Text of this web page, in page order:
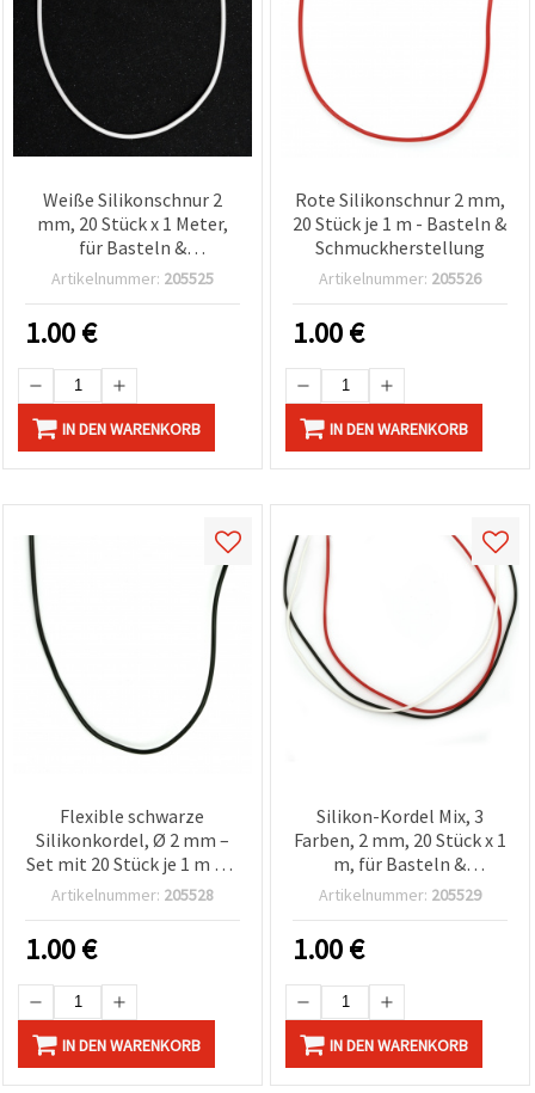
Weiße Silikonschnur 2
mm, 20 Stück x 1 Meter,
für Basteln &
Schmuckherstellung
Artikelnummer: 205525
1.00€
IN DEN WARENKORB
Rote Silikonschnur 2 mm,
20 Stück je 1 m - Basteln &
Schmuckherstellung
Artikelnummer: 205526
1.00€
IN DEN WARENKORB
Flexible schwarze
Silikonkordel, Ø 2 mm –
Set mit 20 Stück je 1 m für
Schmuckherstellung,
Anhänger & DIY-
Bastelprojekte
Artikelnummer: 205528
1.00€
IN DEN WARENKORB
Silikon-Kordel Mix, 3
Farben, 2 mm, 20 Stück x 1
m, für Basteln &
Schmuckherstellung
Artikelnummer: 205529
1.00€
IN DEN WARENKORB